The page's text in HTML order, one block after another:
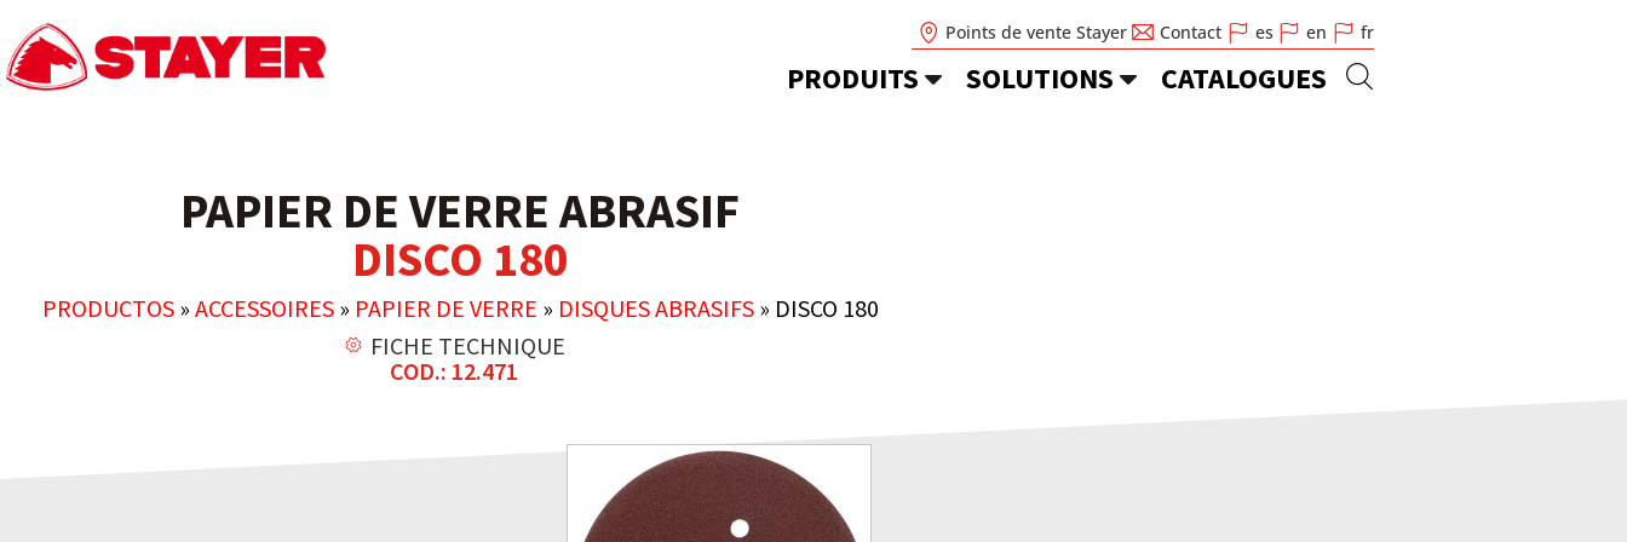
Points de vente Stayer Contact es en fr
PRODUITS SOLUTIONS CATALOGUES
PAPIER DE VERRE ABRASIF
DISCO 180
PRODUCTOS» ACCESSOIRES» PAPIER DE VERRE » DISQUES ABRASIFS» DISCO 180
FICHE TECHNIQUE
COD.: 12.471